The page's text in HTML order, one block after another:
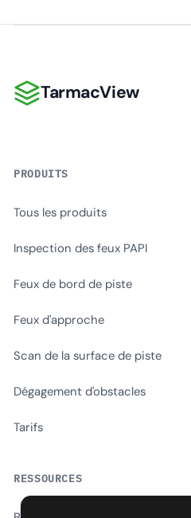
TarmacView
TarmacView
PRODUITS
Tous les produits
Inspection des feux PAPI
Feux de bord de piste
Feux d'approche
Scan de la surface de piste
Dégagement d'obstacles
Tarifs
RESSOURCES